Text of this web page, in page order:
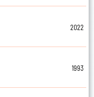
2022
1993